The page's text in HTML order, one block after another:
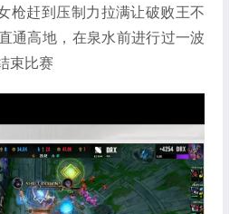
枪赶到压制力拉满让破败王不
通高地，在泉水前进行过一波
束比赛